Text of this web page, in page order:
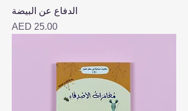
الدفاع عن البيضة
Price
AED 25.00